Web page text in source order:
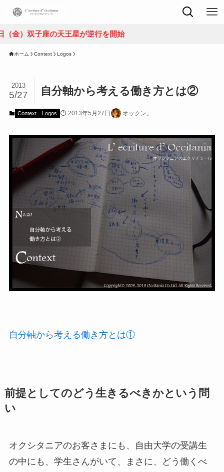
の天王星が逆行を開始
ホーム Context Logos
自分軸から考える働き方とは②
2013
5/27
Context Logos 2013年5月27日 オックン。
自分軸から考える働き方とは①
前提としてのどう生きるべきかという問
い
オクシタニアのお客さまにも、自由大学の受講生
の中にも、学生さんがいて、まさに、どう働くべ